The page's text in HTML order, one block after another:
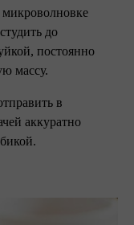
до
постоянно
массу.
в
аккуратно